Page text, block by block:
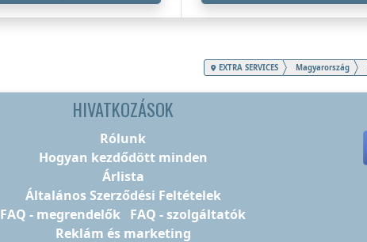
EXTRA SERVICES Magyarország
HIVATKOZÁSOK
Rólunk
Hogyan kezdődött minden
Árlista
Általános Szerződési Feltételek
FAQ - megrendelők FAQ - szolgáltatók
Reklám és marketing